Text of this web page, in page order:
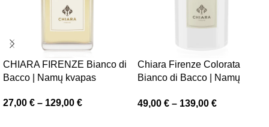
CHIARA FIRENZE Bianco di
Bacco | Namų kvapas
27,00 € – 129,00 €
Chiara Firenze Colorata
Bianco di Bacco | Namų
49,00 € – 139,00 €